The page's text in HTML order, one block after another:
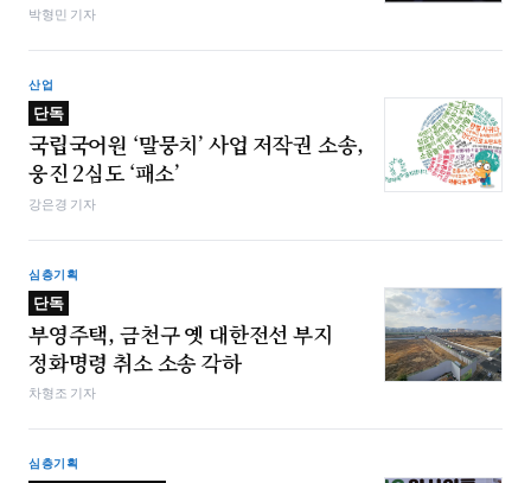
박형민 기자
산업
단독
국립국어원 ‘말뭉치’ 사업 저작권 소송,
웅진 2심도 ‘패소’
강은경 기자
심층기획
단독
부영주택, 금천구 옛 대한전선 부지
정화명령 취소 소송 각하
차형조 기자
심층기획